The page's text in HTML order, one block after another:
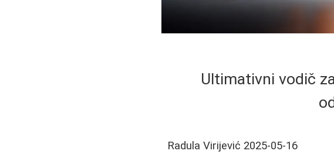
Ultimativni vodič
Radula Virijević 2025-05-16